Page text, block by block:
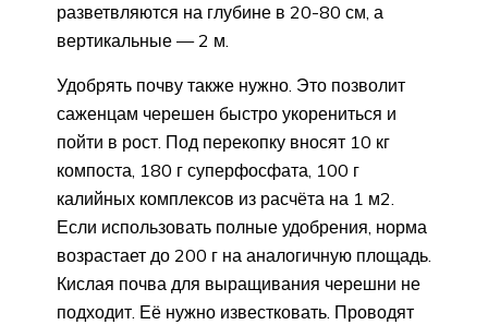
разветвляются на глубине в 20-80 см, а
вертикальные — 2 м.
Удобрять почву также нужно. Это позволит
саженцам черешен быстро укорениться и
пойти в рост. Под перекопку вносят 10 кг
компоста, 180 г суперфосфата, 100 г
калийных комплексов из расчёта на 1 м2.
Если использовать полные удобрения, норма
возрастает до 200 г на аналогичную площадь.
Кислая почва для выращивания черешни не
подходит. Её нужно известковать. Проводят